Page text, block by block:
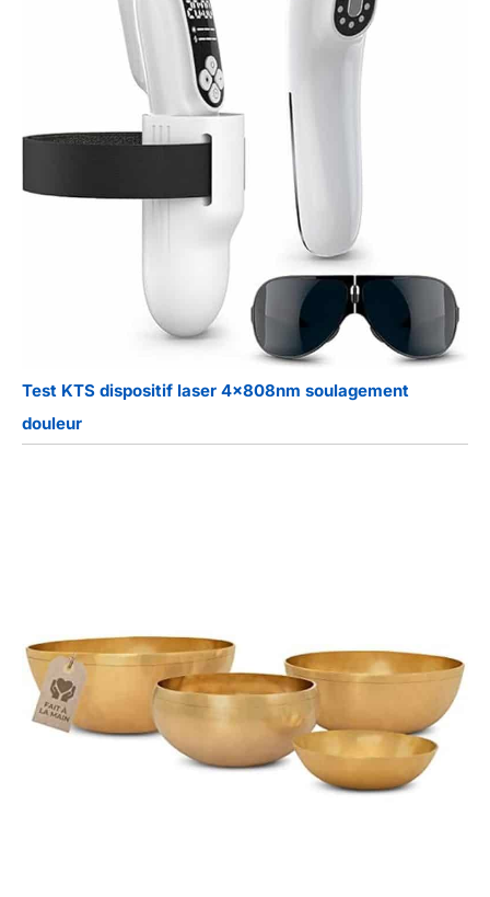
Test KTS dispositif laser 4x808nm soulagement
douleur